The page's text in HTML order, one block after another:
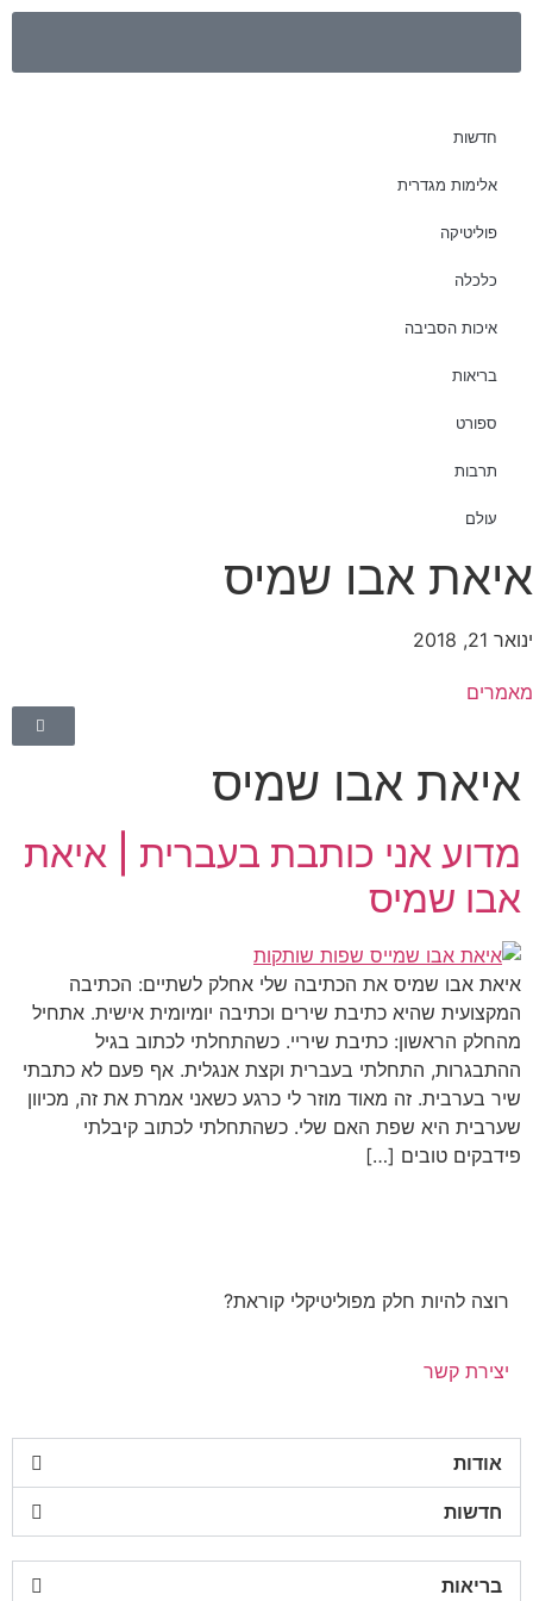
חדשות
אלימות מגדרית
פוליטיקה
כלכלה
איכות הסביבה
בריאות
ספורט
תרבות
עולם
אבו שמיס
21, 2018
איאת אבו שמיס
מדוע אני כותבת בעברית | איאת
אבו שמיס
איאת אבו שמיס את הכתיבה שלי אחלק לשתיים: הכתיבה
המקצועית שהיא כתיבת שירים וכתיבה יומיומית אישית. אתחיל
מהחלק הראשון: כתיבת שיריי. כשהתחלתי לכתוב בגיל
ההתבגרות, התחלתי בעברית וקצת אנגלית. אף פעם לא כתבתי
שיר בערבית. זה מאוד מוזר לי כרגע כשאני אמרת את זה, מכיוון
שערבית היא שפת האם שלי. כשהתחלתי לכתוב קיבלתי
פידבקים טובים […]
רוצה להיות חלק מפוליטיקלי קוראת?
יצירת קשר
אודות
חדשות
בריאות